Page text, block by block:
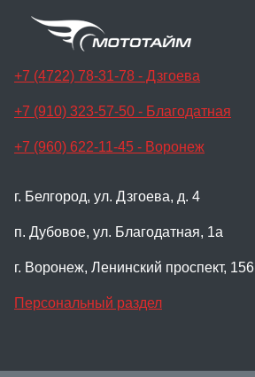
+7 (4722) 78-31-78 - Дзгоева
+7 (910) 323-57-50 - Благодатная
+7 (960) 622-11-45 - Воронеж
г. Белгород, ул. Дзгоева, д. 4
п. Дубовое, ул. Благодатная, 1а
г. Воронеж, Ленинский проспект, 156
Персональный раздел